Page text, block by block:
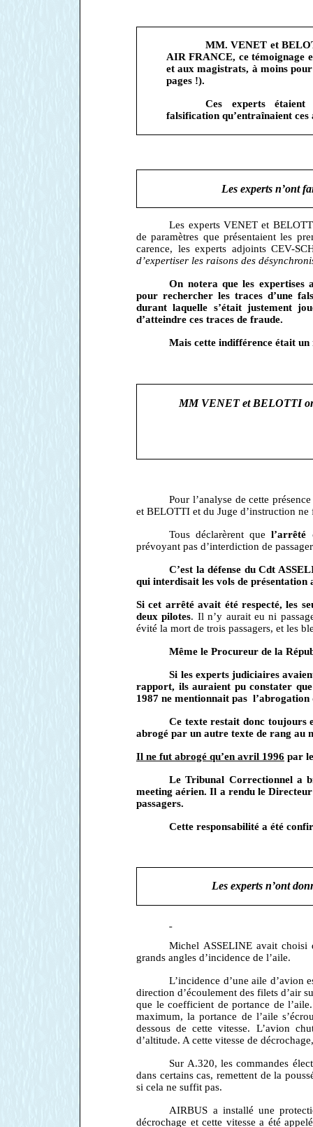
MM. VENET et
AIR FRANCE, ce témoignage
et aux magistrats, à moins
pages !).
Ces experts étaient
falsification qu’entraînaient ces
Les experts n’ont
Les experts VENET et
de paramètres que présentaient les
carence, les experts adjoints CEV-
d’expertiser les raisons des
On notera que les expertises
pour rechercher les traces d’une
durant laquelle s’était justement
d’atteindre ces traces de fraude.
Mais cette indifférence était
MM VENET et BELOTTI ont
Pour l’analyse de cette
et BELOTTI et du Juge d’instruction
Tous déclarèrent quel’arrêté
prévoyant pas d’interdiction de
C’est la défense du Cdt
qui interdisait les vols de présentation
Si cet arrêté avait été respecté, les
deux pilotes. Il n’y aurait eu ni
évité la mort de trois passagers, et les
Même le Procureur de la
Si les experts judiciaires
rapport, ils auraient pu constater
1987 ne mentionnait pas
Ce texte restait donc toujours
abrogé par un autre texte de rang au
Il ne fut abrogé qu’en avril 1996 par
Le Tribunal Correctionnel a
meeting aérien. Il a rendu le
passagers.
Cette responsabilité a été
Les experts n’ont
Michel ASSELINE avait choisi
grands angles d’incidence de l’aile.
L’incidence d’une aile d’avion
direction d’écoulement des filets d’air
que le coefficient de portance de
maximum, la portance de l’aile
dessous de cette vitesse. L’avion
d’altitude. A cette vitesse de
Sur A.320, les commandes
dans certains cas, remettent de la
si cela ne suffit pas.
AIRBUS a installé une
décrochage et cette vitesse a été